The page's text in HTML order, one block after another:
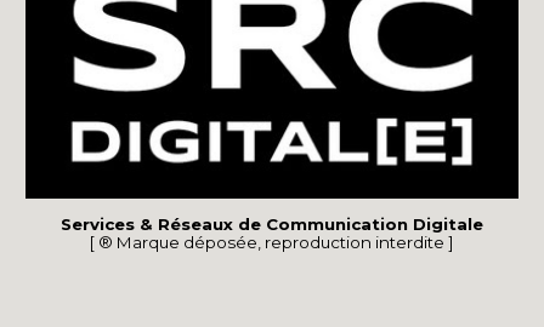
Services & Réseaux de Communication Digitale
[ ® Marque déposée, reproduction interdite ]